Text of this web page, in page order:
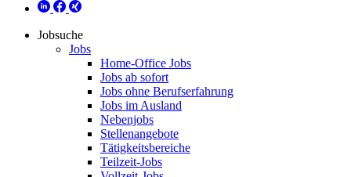
Jobsuche
Jobs
Home-Office Jobs
Jobs ab sofort
Jobs ohne Berufserfahrung
Jobs im Ausland
Nebenjobs
Stellenangebote
Tätigkeitsbereiche
Teilzeit-Jobs